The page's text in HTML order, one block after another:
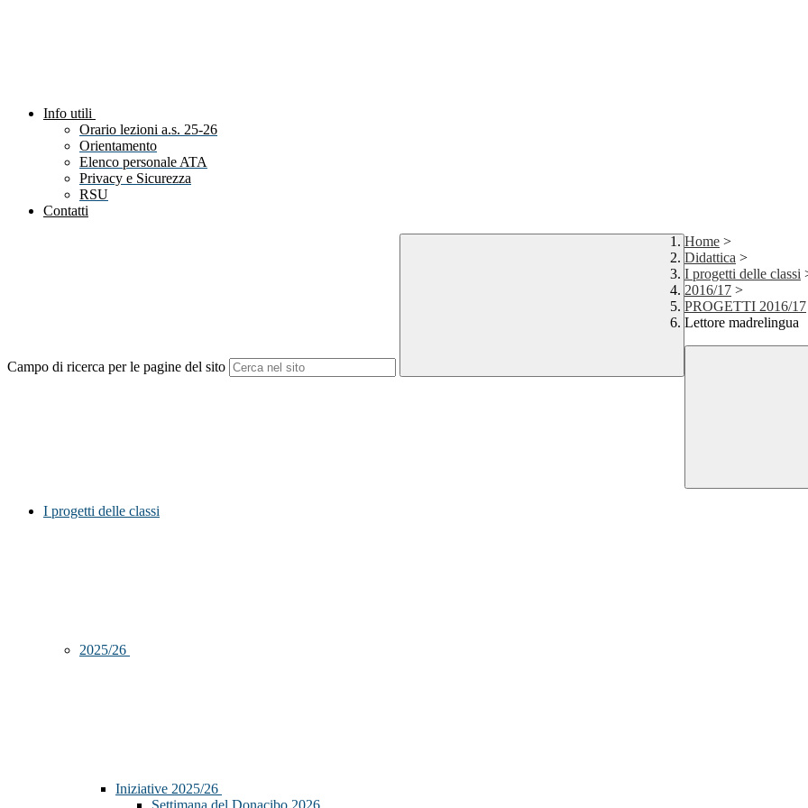
Info utili
Orario lezioni a.s. 25-26
Orientamento
Elenco personale ATA
Privacy e Sicurezza
RSU
Contatti
Campo di ricerca per le pagine del sito
Home >
Didattica >
I progetti delle classi
2016/17 >
PROGETTI 2016/17
Lettore madrelingua
I progetti delle classi
2025/26
Iniziative 2025/26